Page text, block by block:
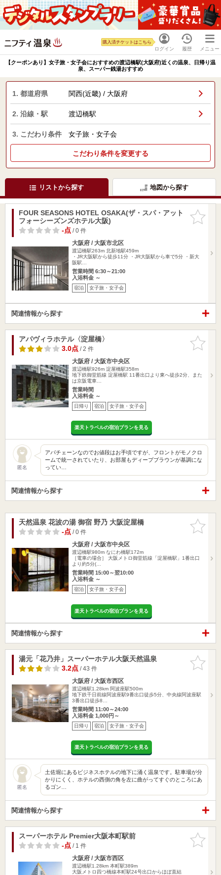
ログイン
購入済チケットはこちら
履歴 メニュー
【クーポンあり】女子旅・女子会におすすめの渡辺橋駅(大阪府)近くの温泉、日帰り温
泉、スーパー銭湯おすすめ
1. 都道府県 関西(近畿) / 大阪府
2. 沿線・駅 渡辺橋駅
3. こだわり条件 女子旅・女子会
こだわり条件を変更する
リストから探す 地図から探す
お気に入
りに追加
FOUR SEASONS HOTEL OSAKA(ザ・スパ・アット
フォーシーズンズホテル大阪)
-点/ 0 件
大阪府 / 大阪市北区
渡辺橋駅263m 北新地駅459m
・JR大阪駅から徒歩11分 ・JR大阪駅から車で5分 ・新大
阪駅…
営業時間 6:30～21:00
入浴料金 ～
宿泊 女子旅・女子会
関連情報から探す
お気に入
りに追加
アパヴィラホテル〈淀屋橋〉
3.0点/ 2 件
大阪府 / 大阪市中央区
渡辺橋駅926m 淀屋橋駅358m
地下鉄御堂筋線 淀屋橋駅 11番出口より東へ徒歩2分、また
は京阪電車…
営業時間
入浴料金 ～
日帰り 宿泊 女子旅・女子会
楽天トラベルの宿泊プランを見る
匿名
アパチェーンなのでお値段はお手頃ですが、フロントがモノクロ
ームで統一されていたり、お部屋もディープブラウンが基調にな
ってい…
関連情報から探す
お気に入
りに追加
天然温泉 花波の湯 御宿 野乃 大阪淀屋橋
-点/ 0 件
大阪府 / 大阪市中央区
渡辺橋駅980m なにわ橋駅172m
［電車の場合］ 大阪メトロ御堂筋線「淀屋橋駅」1番出口
より約5分(…
営業時間 15:00～翌10:00
入浴料金 ～
宿泊 女子旅・女子会
楽天トラベルの宿泊プランを見る
関連情報から探す
お気に入
りに追加
湯元「花乃井」スーパーホテル大阪天然温泉
3.2点/ 43 件
大阪府 / 大阪市西区
渡辺橋駅1.28km 阿波座駅500m
地下鉄千日前線阿波座駅9番出口徒歩5分、中央線阿波座駅
3番出口徒歩8…
営業時間 11:00～24:00
入浴料金 1,000円～
日帰り 宿泊 女子旅・女子会
楽天トラベルの宿泊プランを見る
匿名
土佐堀にあるビジネスホテルの地下に涌く温泉です。駐車場が分
かりにくく、ホテルの西側の角を左に曲がってすぐのところにあ
るゴン…
関連情報から探す
お気に入
りに追加
スーパーホテル Premier大阪本町駅前
-点/ 1 件
大阪府 / 大阪市西区
渡辺橋駅1.28km 本町駅389m
大阪メトロ四つ橋線本町駅24号出口からほぼ直結